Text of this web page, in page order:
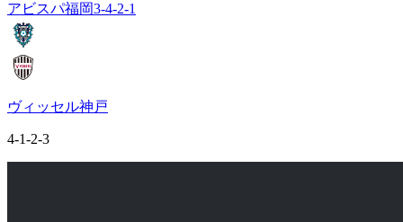
アビスパ福岡3-4-2-1
ヴィッセル神戸
4-1-2-3